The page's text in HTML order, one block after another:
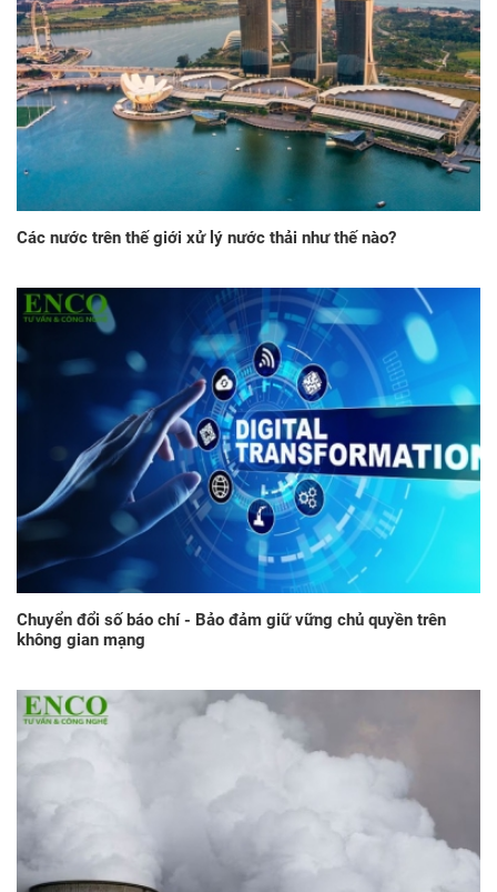
Các nước trên thế giới xử lý nước thải như thế nào?
Chuyển đổi số báo chí - Bảo đảm giữ vững chủ quyền trên
không gian mạng